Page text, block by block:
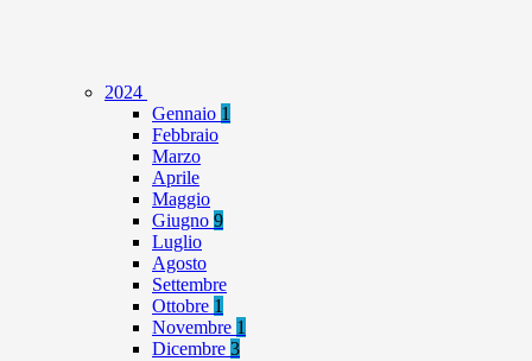
2024
Gennaio 1
Febbraio
Marzo
Aprile
Maggio
Giugno 9
Luglio
Agosto
Settembre
Ottobre 1
Novembre 1
Dicembre 3